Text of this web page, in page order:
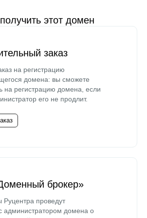
этот домен
заказ
на регистрацию
домена: вы сможете
на регистрацию домена, если
его не продлит.
брокер»
Руцентра проведут
администратором домена о